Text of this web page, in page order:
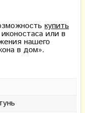
купить
или в
нашего
в дом».